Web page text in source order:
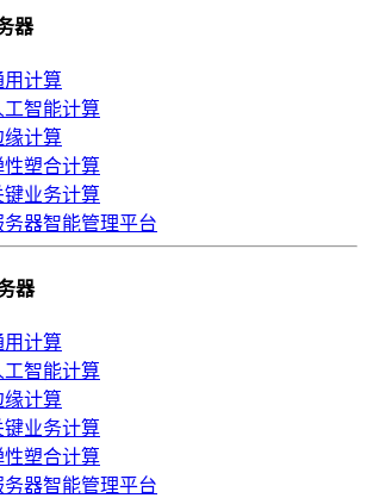
器
用计算
工智能计算
缘计算
性塑合计算
键业务计算
务器智能管理平台
器
用计算
工智能计算
缘计算
键业务计算
性塑合计算
务器智能管理平台